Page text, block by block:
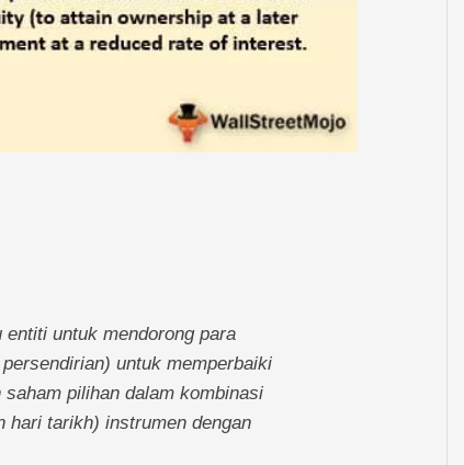
untuk mendorong para
untuk memperbaiki
pilihan dalam kombinasi
hari tarikh) instrumen dengan